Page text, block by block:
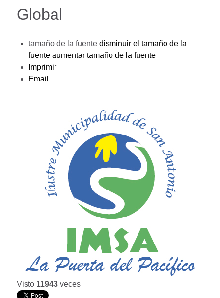
Global
tamaño de la fuente disminuir el tamaño de la
fuente aumentar tamaño de la fuente
Imprimir
Email
Visto 11943 veces